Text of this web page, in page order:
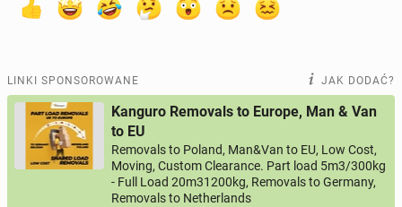
LINKI SPONSOROWANE JAK DODAĆ?
Kanguro Removals to Europe, Man & Van
to EU
Removals to Poland, Man&Van to EU, Low Cost,
Moving, Custom Clearance. Part load 5m3/300kg
- Full Load 20m31200kg, Removals to Germany,
Removals to Netherlands